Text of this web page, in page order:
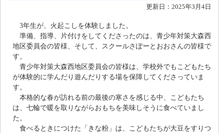
更新日：2025年3月4日
3年生が、火起こしを体験しました。
準備、指導、片付けをしてくださったのは、青少年対策大森西
地区委員会の皆様、そして、スクールさぽーとおおさんの皆様で
す。
青少年対策大森西地区委員会の皆様は、学校外でもこどもたち
が体験的に学んだり遊んだりする場を保障してくださっていま
す。
本格的な春が訪れる前の最後の寒さを感じる中、こどもたち
は、七輪で暖を取りながらおもちを美味しそうに食べていまし
た。
食べるときにつけた「きな粉」は、こどもたちが大豆をすりつ